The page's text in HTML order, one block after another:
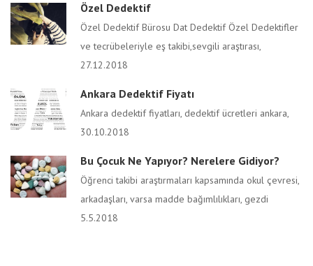
Özel Dedektif
Özel Dedektif Bürosu Dat Dedektif Özel Dedektifler
ve tecrübeleriyle eş takibi,sevgili araştırası,
27.12.2018
Ankara Dedektif Fiyatı
Ankara dedektif fiyatları, dedektif ücretleri ankara,
30.10.2018
Bu Çocuk Ne Yapıyor? Nerelere Gidiyor?
Öğrenci takibi araştırmaları kapsamında okul çevresi,
arkadaşları, varsa madde bağımlılıkları, gezdi
5.5.2018